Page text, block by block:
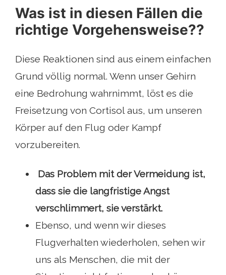
Was ist in diesen Fällen die
richtige Vorgehensweise??
Diese Reaktionen sind aus einem einfachen
Grund völlig normal. Wenn unser Gehirn
eine Bedrohung wahrnimmt, löst es die
Freisetzung von Cortisol aus, um unseren
Körper auf den Flug oder Kampf
vorzubereiten.
Das Problem mit der Vermeidung ist,
dass sie die langfristige Angst
verschlimmert, sie verstärkt.
Ebenso, und wenn wir dieses
Flugverhalten wiederholen, sehen wir
uns als Menschen, die mit der